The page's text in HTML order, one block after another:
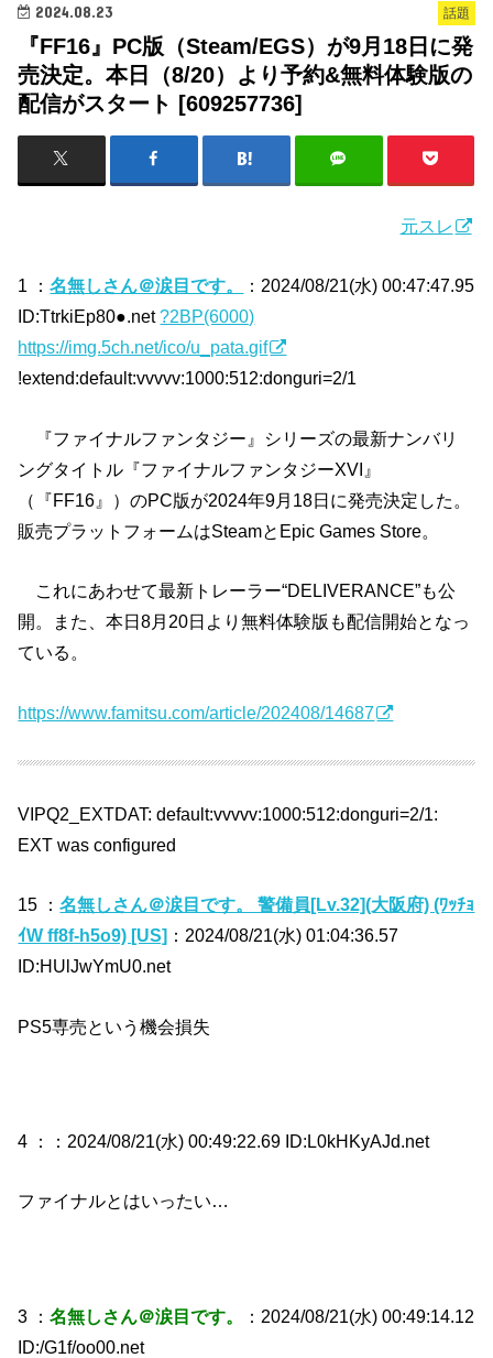
話題
2024.08.23
『FF16』PC版（Steam/EGS）が9月18日に発
売決定。本日（8/20）より予約&無料体験版の
配信がスタート [609257736]
元スレ
1 ：名無しさん＠涙目です。
：2024/08/21(水) 00:47:47.95
ID:TtrkiEp80●.net?2BP(6000)
https://img.5ch.net/ico/u_pata.gif
!extend:default:vvvvv:1000:512:donguri=2/1
『ファイナルファンタジー』シリーズの最新ナンバリ
ングタイトル『ファイナルファンタジーXVI』
（『FF16』）のPC版が2024年9月18日に発売決定した。
販売プラットフォームはSteamとEpic Games Store。
これにあわせて最新トレーラー“DELIVERANCE”も公
開。また、本日8月20日より無料体験版も配信開始となっ
ている。
https://www.famitsu.com/article/202408/14687
VIPQ2_EXTDAT: default:vvvvv:1000:512:donguri=2/1:
EXT was configured
15 ：名無しさん＠涙目です。 警備員[Lv.32](大阪府) (ﾜｯﾁｮ
ｲW ff8f-h5o9) [US] ：2024/08/21(水) 01:04:36.57
ID:HUlJwYmU0.net
PS5専売という機会損失
4 ： ：2024/08/21(水) 00:49:22.69 ID:L0kHKyAJd.net
ファイナルとはいったい…
3 ：名無しさん＠涙目です。
：2024/08/21(水) 00:49:14.12
ID:/G1f/oo00.net